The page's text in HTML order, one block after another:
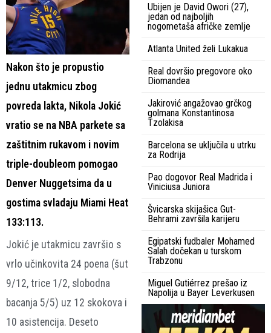
Nakon što je propustio
jednu utakmicu zbog
povreda lakta, Nikola Jokić
vratio se na NBA parkete sa
zaštitnim rukavom i novim
triple-doubleom pomogao
Denver Nuggetsima da u
gostima svladaju Miami Heat
133:113.
Jokić je utakmicu završio s
vrlo učinkovita 24 poena (šut
9/12, trice 1/2, slobodna
bacanja 5/5) uz 12 skokova i
10 asistencija. Deseto
Ubijen je David Owori (27),
jedan od najboljih
nogometaša afričke zemlje
Atlanta United želi Lukakua
Real dovršio pregovore oko
Diomandea
Jakirović angažovao grčkog
golmana Konstantinosa
Tzolakisa
Barcelona se uključila u utrku
za Rodrija
Pao dogovor Real Madrida i
Viniciusa Juniora
Švicarska skijašica Gut-
Behrami završila karijeru
Egipatski fudbaler Mohamed
Salah dočekan u turskom
Trabzonu
Miguel Gutiérrez prešao iz
Napolija u Bayer Leverkusen